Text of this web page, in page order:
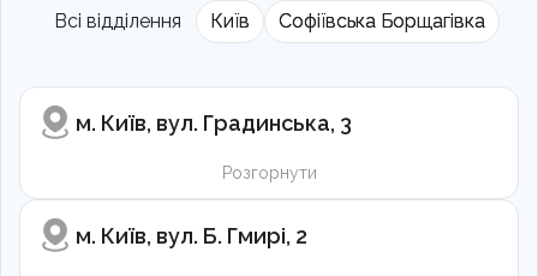
Всі відділення Київ Софіївська Борщагівка
м. Київ, вул. Градинська, 3
Розгорнути
м. Київ, вул. Б. Гмирі, 2